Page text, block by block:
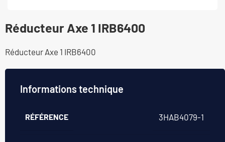
Réducteur Axe 1 IRB6400
Réducteur Axe 1 IRB6400
Informations technique
RÉFÉRENCE 3HAB4079-1